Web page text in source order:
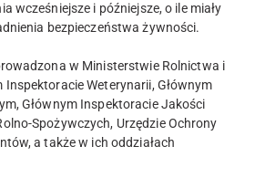
wcześniejsze i późniejsze, o ile miały
bezpieczeństwa żywności.
w Ministerstwie Rolnictwa i
Inspektoracie Weterynarii, Głównym
Głównym Inspektoracie Jakości
Spożywczych, Urzędzie Ochrony
a także w ich oddziałach